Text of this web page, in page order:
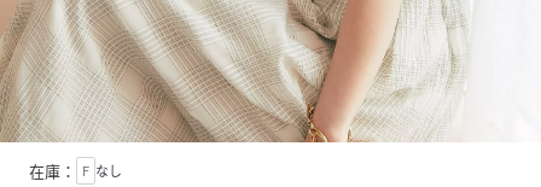
在庫： F なし